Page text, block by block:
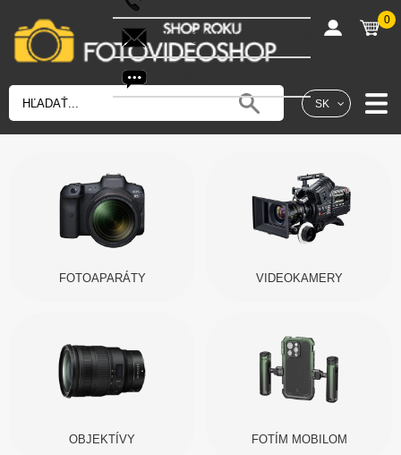
SK
shop@fotovideoshop.sk
0
FOTOAPARÁTY VIDEOKAMERY
OBJEKTÍVY FOTÍM MOBILOM